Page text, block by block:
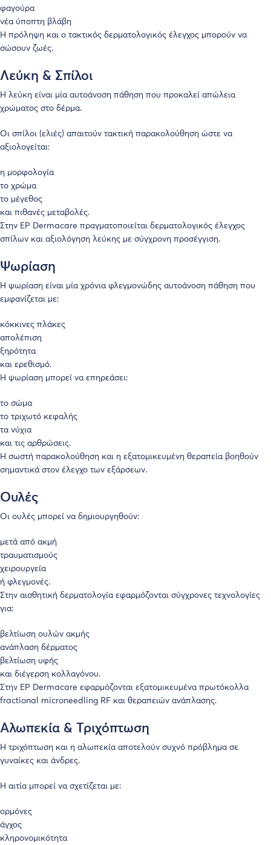
φαγούρα
νέα ύποπτη βλάβη
Η πρόληψη και ο τακτικός δερματολογικός έλεγχος μπορούν να
σώσουν ζωές.
Λεύκη & Σπίλοι
Η λεύκη είναι μία αυτοάνοση πάθηση που προκαλεί απώλεια
χρώματος στο δέρμα.
Οι σπίλοι (ελιές) απαιτούν τακτική παρακολούθηση ώστε να
αξιολογείται:
η μορφολογία
το χρώμα
το μέγεθος
και πιθανές μεταβολές.
Στην EP Dermacare πραγματοποιείται δερματολογικός έλεγχος
σπίλων και αξιολόγηση λεύκης με σύγχρονη προσέγγιση.
Ψωρίαση
Η ψωρίαση είναι μία χρόνια φλεγμονώδης αυτοάνοση πάθηση που
εμφανίζεται με:
κόκκινες πλάκες
απολέπιση
ξηρότητα
και ερεθισμό.
Η ψωρίαση μπορεί να επηρεάσει:
το σώμα
το τριχωτό κεφαλής
τα νύχια
και τις αρθρώσεις.
Η σωστή παρακολούθηση και η εξατομικευμένη θεραπεία βοηθούν
σημαντικά στον έλεγχο των εξάρσεων.
Ουλές
Οι ουλές μπορεί να δημιουργηθούν:
μετά από ακμή
τραυματισμούς
χειρουργεία
ή φλεγμονές.
Στην αισθητική δερματολογία εφαρμόζονται σύγχρονες τεχνολογίες
για:
βελτίωση ουλών ακμής
ανάπλαση δέρματος
βελτίωση υφής
και διέγερση κολλαγόνου.
Στην EP Dermacare εφαρμόζονται εξατομικευμένα πρωτόκολλα
fractional microneedling RF και θεραπειών ανάπλασης.
Αλωπεκία & Τριχόπτωση
Η τριχόπτωση και η αλωπεκία αποτελούν συχνό πρόβλημα σε
γυναίκες και άνδρες.
Η αιτία μπορεί να σχετίζεται με:
ορμόνες
άγχος
κληρονομικότητα